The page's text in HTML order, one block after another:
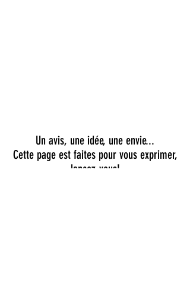
Un avis, une idée, une envie...
Cette page est faites pour vous exprimer,
lancez-vous!